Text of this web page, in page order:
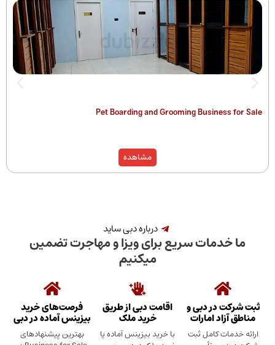
Pet Boarding and Grooming
درباره دبی ساید
سریع برای ویزا و مهاجرت تضمین
در دبی و
امارات
کامل ثبت
اقامت دبی از طریق
خرید ملک
با خرید بیزینس آماده یا
فرصت‌های خرید
بیزینس آماده در دبی
بهترین پیشنهادهای